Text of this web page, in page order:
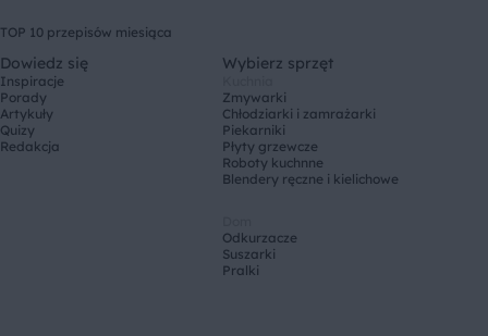
TOP 10 przepisów miesiąca
Dowiedz się
Inspiracje
Porady
Artykuły
Quizy
Redakcja
Wybierz sprzęt
Zmywarki
Chłodziarki i zamrażarki
Piekarniki
Płyty grzewcze
Roboty kuchnne
Blendery ręczne i kielichowe
Odkurzacze
Suszarki
Pralki